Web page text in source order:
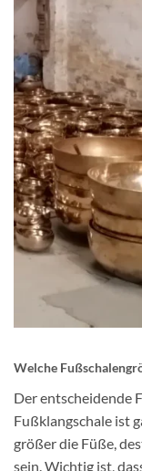
Welche
Der entscheidende
Fußklangschale ist
größer die Füße,
sein. Wichtig ist,